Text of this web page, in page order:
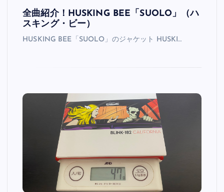
全曲紹介！HUSKING BEE「SUOLO」（ハ
スキング・ビー）
HUSKING BEE「SUOLO」のジャケット HUSKI…